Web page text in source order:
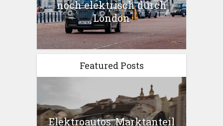
noch elektrisch durch
London
Featured Posts
Elektroautos: Marktanteil